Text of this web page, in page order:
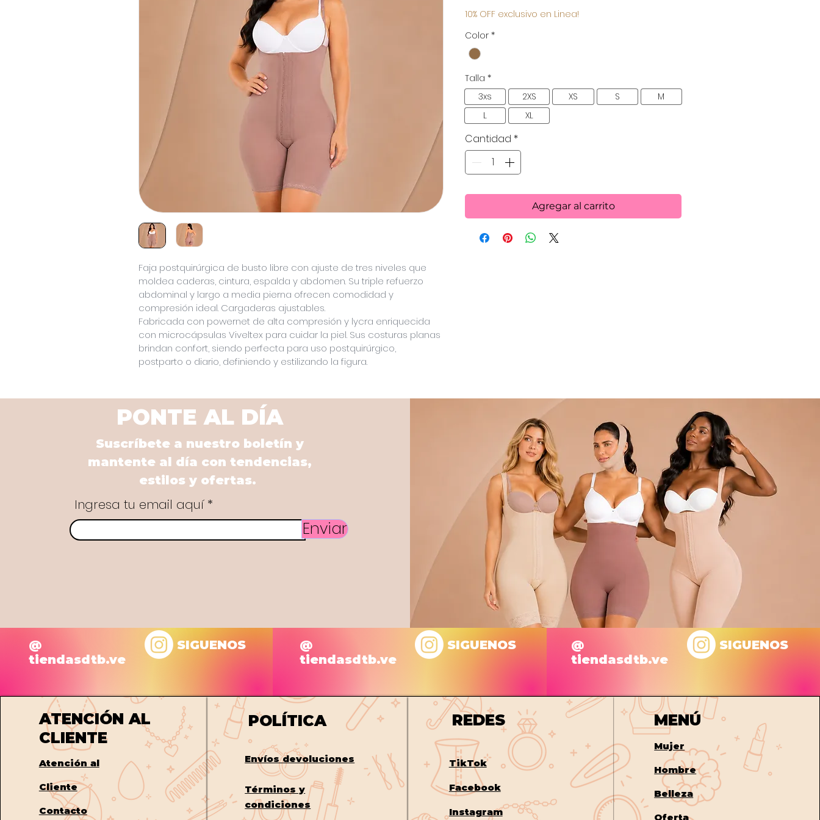
Faja postquirúrgica de busto libre con ajuste de tres niveles que
moldea caderas, cintura, espalda y abdomen. Su triple refuerzo
abdominal y largo a media pierna ofrecen comodidad y
compresión ideal. Cargaderas ajustables.
Fabricada con powernet de alta compresión y lycra enriquecida
con microcápsulas Viveltex para cuidar la piel. Sus costuras planas
brindan confort, siendo perfecta para uso postquirúrgico,
postparto o diario, definiendo y estilizando la figura.
10% OFF exclusivo en Linea!
Color *
Talla *
3xs
2XS XS S
M
L
XL
Cantidad *
Agregar al carrito
PONTE AL DÍA
Suscríbete a nuestro boletín y
mantente al día con tendencias,
estilos y ofertas.
Ingresa tu email aquí
Enviar
@
tiendasdtb.ve
SIGUENOS
@
tiendasdtb.ve
SIGUENOS
@
tiendasdtb.ve
SIGUENOS
ATENCIÓN AL
CLIENTE
Atención al
Cliente
Contacto
POLÍTICA
Envíosdevoluciones
Términos y
condiciones
REDES
TikTok
Facebook
Instagram
MENÚ
Mujer
Hombre
Belleza
Oferta